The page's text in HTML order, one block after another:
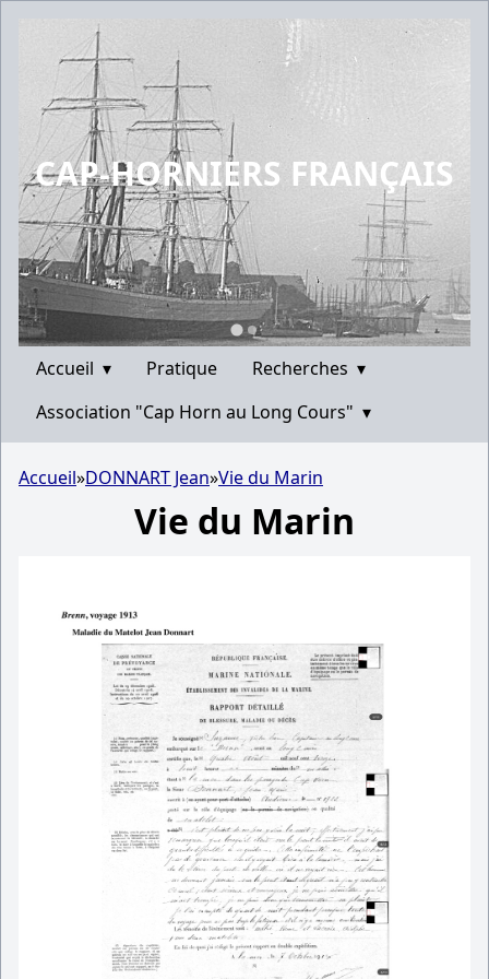
CAP-HORNIERS FRANÇAIS
Accueil ▾ Pratique Recherches ▾
Association "Cap Horn au Long Cours" ▾
Accueil»DONNART Jean»Vie du Marin
Vie du Marin